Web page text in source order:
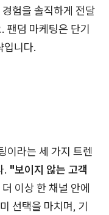
험을 솔직하게 전달
팬덤 마케팅은 단기
입니다.
이라는 세 가지 트렌
. "보이지 않는 고객
이상 한 채널 안에
선택을 마치며, 기